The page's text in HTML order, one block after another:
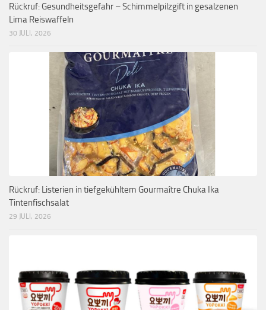
Rückruf: Gesundheitsgefahr – Schimmelpilzgift in gesalzenen
Lima Reiswaffeln
30 JULI, 2026
Rückruf: Listerien in tiefgekühltem Gourmaître Chuka Ika
Tintenfischsalat
29 JULI, 2026